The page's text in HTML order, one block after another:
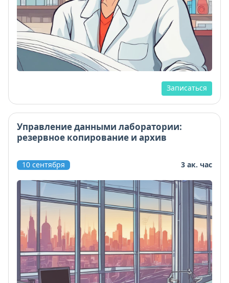
Записаться
Управление данными лаборатории:
резервное копирование и архив
10 сентября 3 ак. час